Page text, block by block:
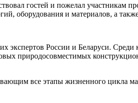
гостей и пожелал участникам
оборудования и материалов, а
России и Беларуси.
природосовместимых
все этапы жизненного цикла